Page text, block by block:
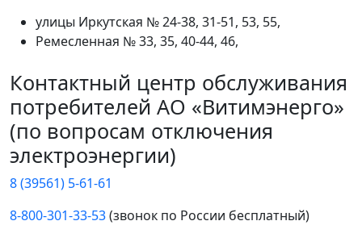
улицы Иркутская № 24-38, 31-51, 53, 55,
Ремесленная № 33, 35, 40-44, 46,
Контактный центр обслуживания
потребителей АО «Витимэнерго»
(по вопросам отключения
электроэнергии)
8 (39561) 5-61-61
8-800-301-33-53(звонок по России бесплатный)